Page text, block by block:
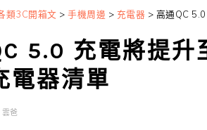
類3C開箱文 > 手機周邊 > 充電器 > 高通QC
5.0 充電將提
電器清單
雲爸